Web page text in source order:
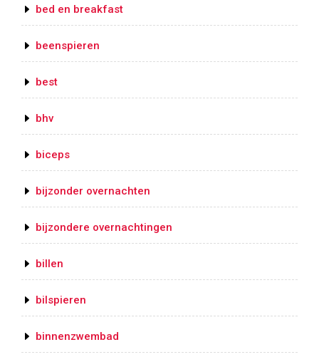
bed en breakfast
beenspieren
best
bhv
biceps
bijzonder overnachten
bijzondere overnachtingen
billen
bilspieren
binnenzwembad